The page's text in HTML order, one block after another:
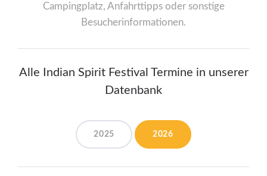
Campingplatz, Anfahrttipps oder sonstige
Besucherinformationen.
Alle Indian Spirit Festival Termine in unserer
Datenbank
2025 2026